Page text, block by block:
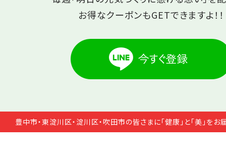
お得なクーポンもGETできますよ！！
豊中市・東淀川区・淀川区・吹田市の皆さまに「健康」と「美」をお